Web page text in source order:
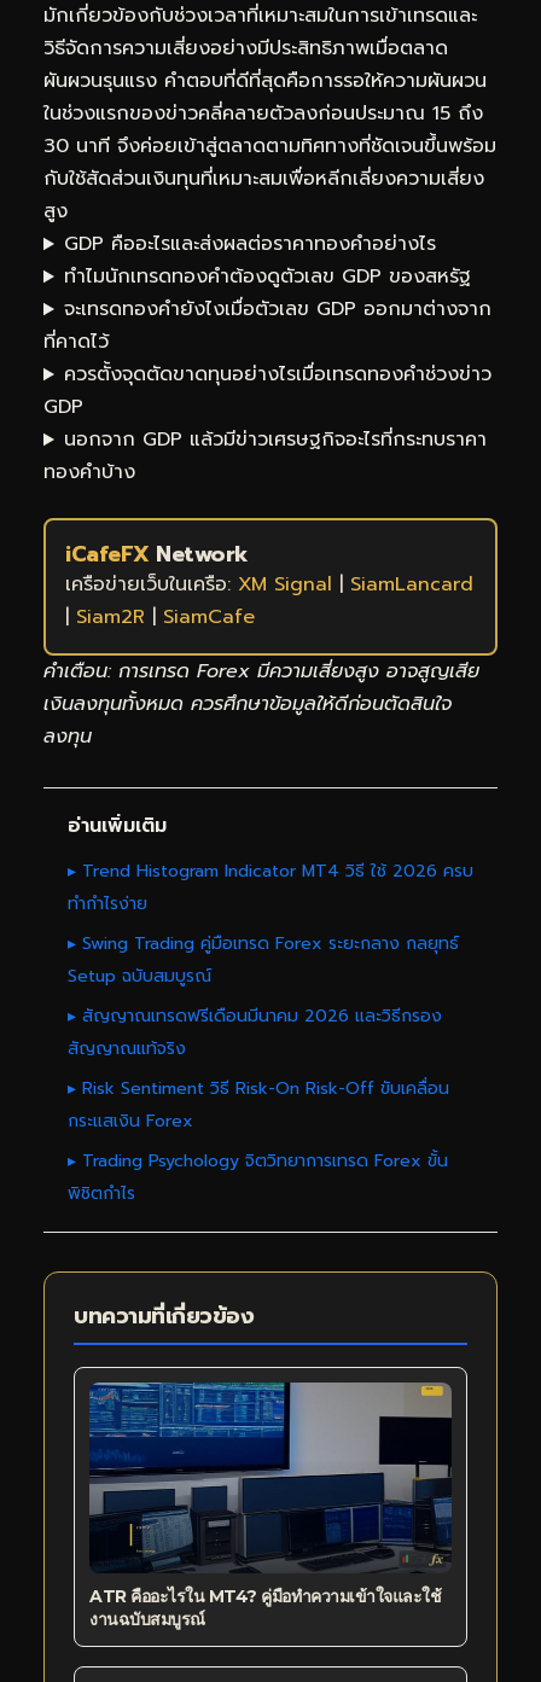
มักเกี่ยวข้องกับช่วงเวลาที่เหมาะสมในการเข้าเทรดและ
วิธีจัดการความเสี่ยงอย่างมีประสิทธิภาพเมื่อตลาด
ผันผวนรุนแรง คำตอบที่ดีที่สุดคือการรอให้ความผันผวน
ในช่วงแรกของข่าวคลี่คลายตัวลงก่อนประมาณ 15 ถึง
30 นาที จึงค่อยเข้าสู่ตลาดตามทิศทางที่ชัดเจนขึ้นพร้อม
กับใช้สัดส่วนเงินทุนที่เหมาะสมเพื่อหลีกเลี่ยงความเสี่ยง
สูง
GDP คืออะไรและส่งผลต่อราคาทองคำอย่างไร
ทำไมนักเทรดทองคำต้องดูตัวเลข GDP ของสหรัฐ
จะเทรดทองคำยังไงเมื่อตัวเลข GDP ออกมาต่างจาก
ที่คาดไว้
ควรตั้งจุดตัดขาดทุนอย่างไรเมื่อเทรดทองคำช่วงข่าว
GDP
นอกจาก GDP แล้วมีข่าวเศรษฐกิจอะไรที่กระทบราคา
ทองคำบ้าง
iCafeFX Network
เครือข่ายเว็บในเครือ: XM Signal | SiamLancard
| Siam2R | SiamCafe
คำเตือน: การเทรด Forex มีความเสี่ยงสูง อาจสูญเสีย
เงินลงทุนทั้งหมด ควรศึกษาข้อมูลให้ดีก่อนตัดสินใจ
ลงทุน
อ่านเพิ่มเติม
▸ Trend Histogram Indicator MT4 วิธี ใช้ 2026 ครบ
ทำกำไรง่าย
▸ Swing Trading คู่มือเทรด Forex ระยะกลาง กลยุทธ์
Setup ฉบับสมบูรณ์
▸ สัญญาณเทรดฟรีเดือนมีนาคม 2026 และวิธีกรอง
สัญญาณแท้จริง
▸ Risk Sentiment วิธี Risk-On Risk-Off ขับเคลื่อน
กระแสเงิน Forex
▸ Trading Psychology จิตวิทยาการเทรด Forex ขั้น
พิชิตกำไร
บทความที่เกี่ยวข้อง
ATR คืออะไรใน MT4? คู่มือทำความเข้าใจและใช้
งานฉบับสมบูรณ์